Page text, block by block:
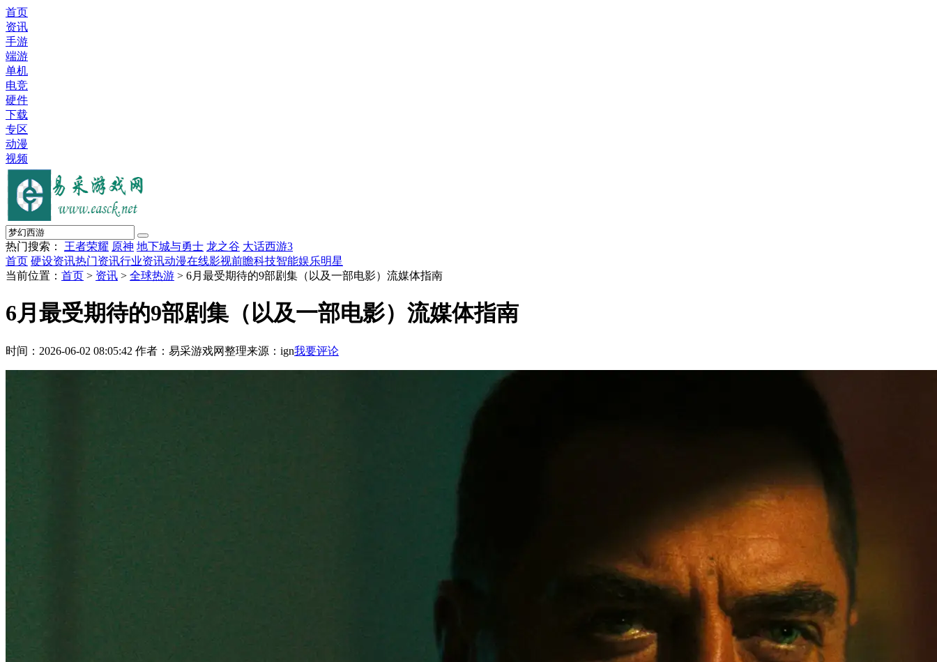
首页
资讯
手游
端游
单机
电竞
硬件
下载
专区
动漫
视频
热门搜索： 王者荣耀 原神 地下城与勇士 龙之谷 大话西游3
首页 硬设资讯热门资讯行业资讯动漫在线影视前瞻科技智能娱乐明星
当前位置： 首页 > 资讯 > 全球热游 > 6月最受期待的9部剧集（以及一部电影）流媒体指南
6月最受期待的9部剧集（以及一部电影）流媒体指南
时间：2026-06-02 08:05:42 作者：易采游戏网整理来源：ign我要评论